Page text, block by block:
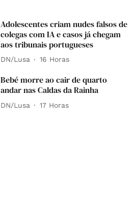
Adolescentes criam nudes falsos de
colegas com IA e casos já chegam
aos tribunais portugueses
DN/Lusa 16 Horas
Bebé morre ao cair de quarto
andar nas Caldas da Rainha
DN/Lusa 17 Horas